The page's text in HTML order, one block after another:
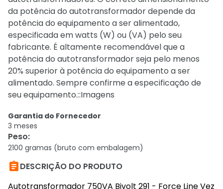
da potência do autotransformador depende da
potência do equipamento a ser alimentado,
especificada em watts (W) ou (VA) pelo seu
fabricante. É altamente recomendável que a
potência do autotransformador seja pelo menos
20% superior à potência do equipamento a ser
alimentado. Sempre confirme a especificação de
seu equipamento.::Imagens
Garantia do Fornecedor
3 meses
Peso:
2100 gramas (bruto com embalagem)
DESCRIÇÃO DO PRODUTO
Autotransformador 750VA Bivolt 291 - Force Line Vez